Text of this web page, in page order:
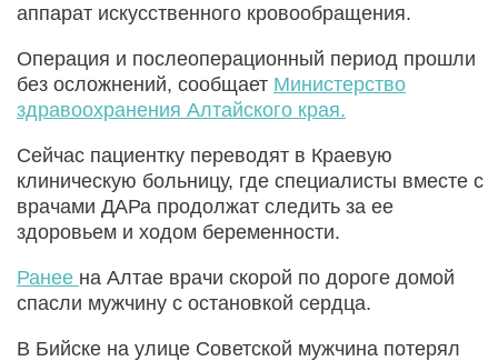
аппарат искусственного кровообращения.
Операция и послеоперационный период прошли
без осложнений, сообщает Министерство
здравоохранения Алтайского края.
Сейчас пациентку переводят в Краевую
клиническую больницу, где специалисты вместе с
врачами ДАРа продолжат следить за ее
здоровьем и ходом беременности.
Ранее на Алтае врачи скорой по дороге домой
спасли мужчину с остановкой сердца.
В Бийске на улице Советской мужчина потерял